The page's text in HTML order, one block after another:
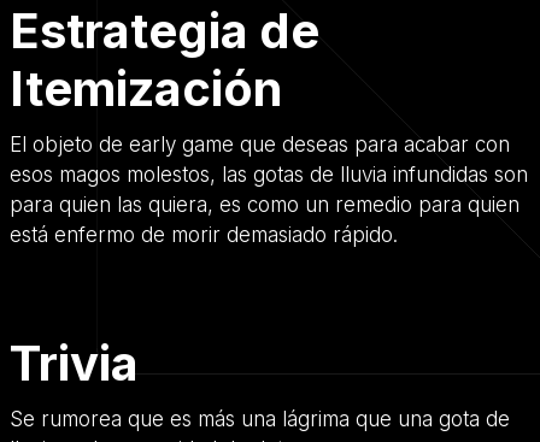
Estrategia de
Itemización
El objeto de early game que deseas para acabar con
esos magos molestos, las gotas de lluvia infundidas son
para quien las quiera, es como un remedio para quien
está enfermo de morir demasiado rápido.
Trivia
Se rumorea que es más una lágrima que una gota de